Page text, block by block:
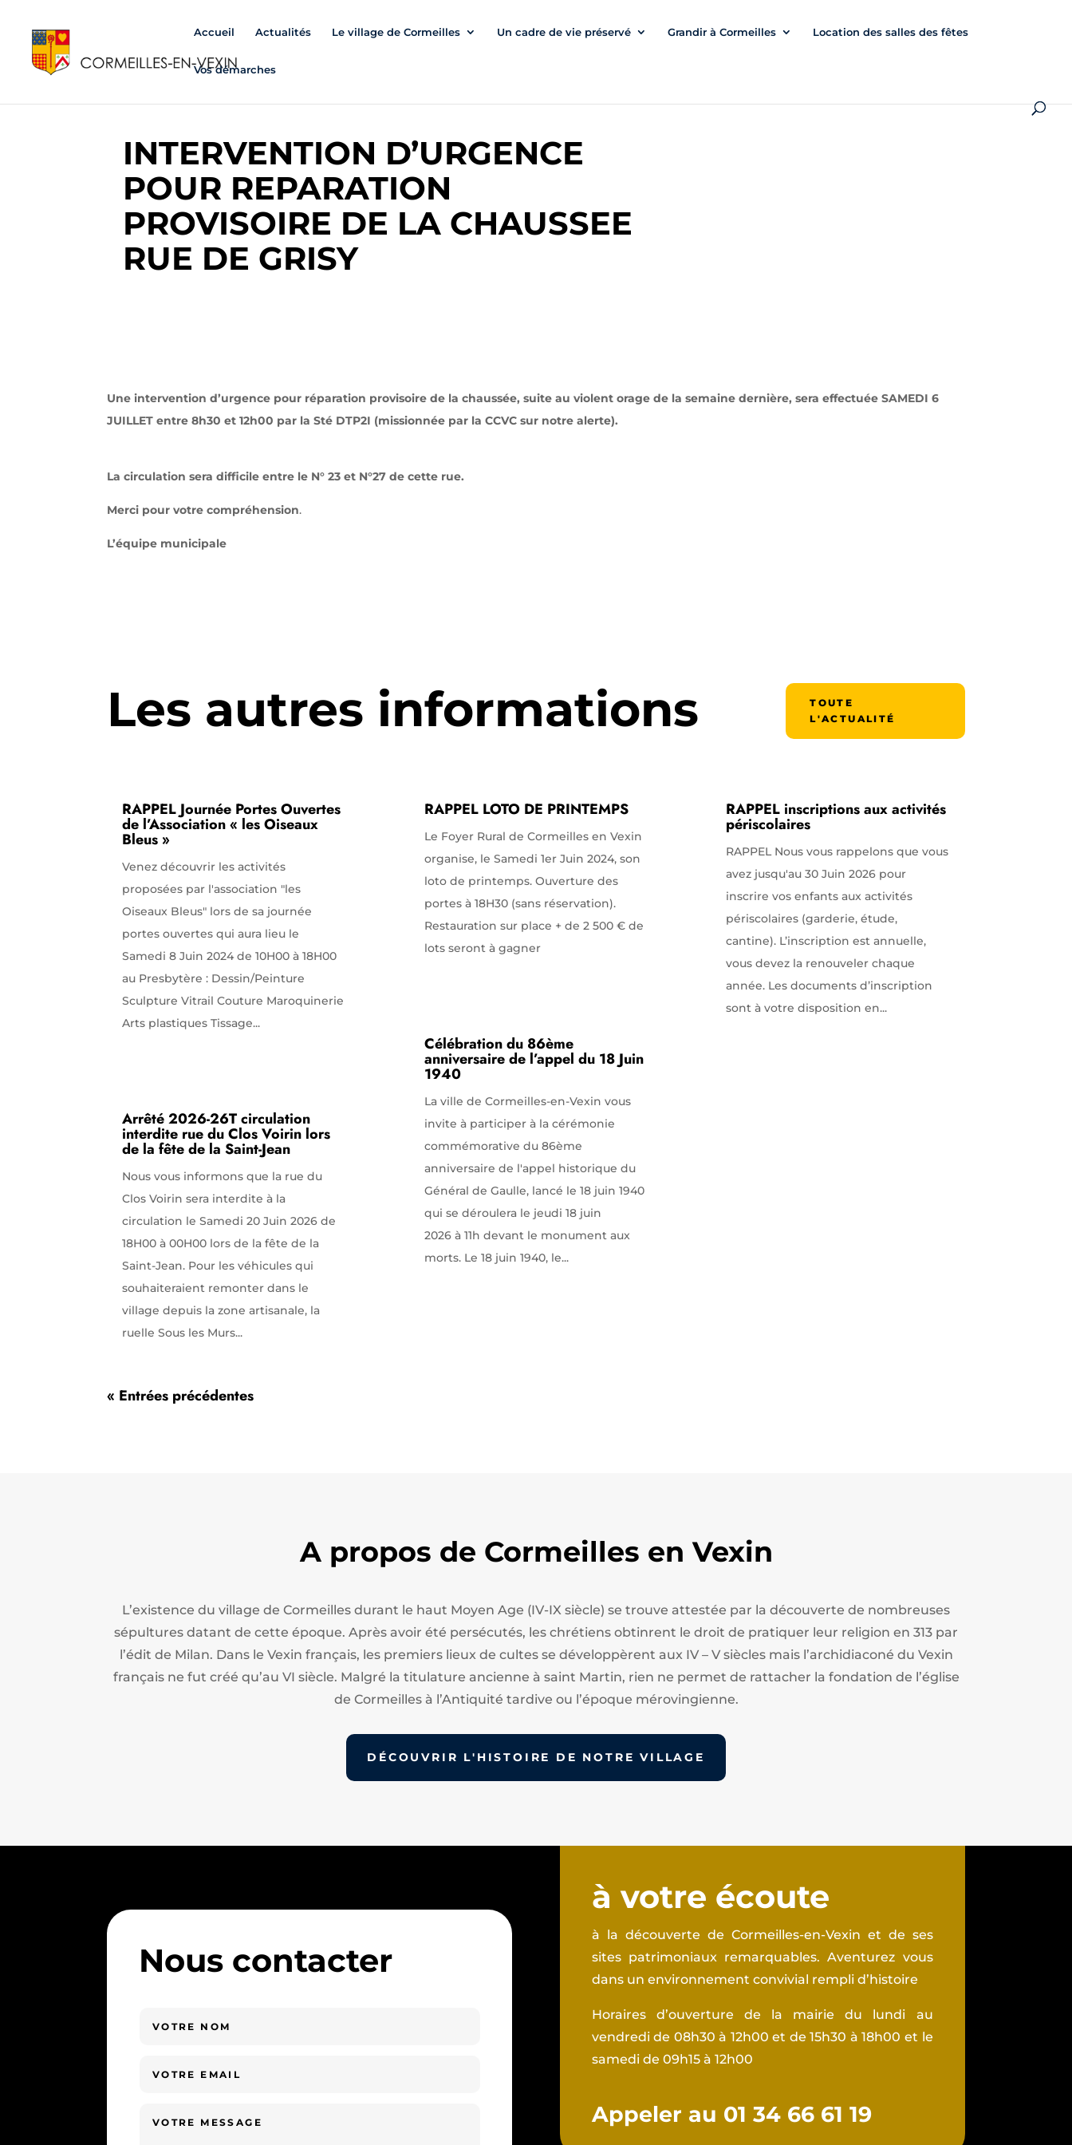
Accueil Actualités Le village de Cormeilles Un cadre de vie préservé Grandir à Cormeilles Location des salles des fêtes
Vos démarches
INTERVENTION D’URGENCE
POUR REPARATION
PROVISOIRE DE LA CHAUSSEE
RUE DE GRISY
Une intervention d’urgence pour réparation provisoire de la chaussée, suite au violent orage de la semaine dernière, sera effectuée SAMEDI 6
JUILLET entre 8h30 et 12h00 par la Sté DTP2I (missionnée par la CCVC sur notre alerte).
La circulation sera difficile entre le N° 23 et N°27 de cette rue.
Merci pour votre compréhension.
L’équipe municipale
Les autres informations
TOUTE
L'ACTUALITÉ
RAPPEL Journée Portes Ouvertes
de l’Association « les Oiseaux
Bleus »
Venez découvrir les activités
proposées par l'association "les
Oiseaux Bleus" lors de sa journée
portes ouvertes qui aura lieu le
Samedi 8 Juin 2024 de 10H00 à 18H00
au Presbytère : Dessin/Peinture
Sculpture Vitrail Couture Maroquinerie
Arts plastiques Tissage...
Arrêté 2026-26T circulation
interdite rue du Clos Voirin lors
de la fête de la Saint-Jean
Nous vous informons que la rue du
Clos Voirin sera interdite à la
circulation le Samedi 20 Juin 2026 de
18H00 à 00H00 lors de la fête de la
Saint-Jean. Pour les véhicules qui
souhaiteraient remonter dans le
village depuis la zone artisanale, la
ruelle Sous les Murs...
RAPPEL LOTO DE PRINTEMPS
Le Foyer Rural de Cormeilles en Vexin
organise, le Samedi 1er Juin 2024, son
loto de printemps. Ouverture des
portes à 18H30 (sans réservation).
Restauration sur place + de 2 500 € de
lots seront à gagner
Célébration du 86ème
anniversaire de l’appel du 18 Juin
1940
La ville de Cormeilles-en-Vexin vous
invite à participer à la cérémonie
commémorative du 86ème
anniversaire de l'appel historique du
Général de Gaulle, lancé le 18 juin 1940
qui se déroulera le jeudi 18 juin
2026 à 11h devant le monument aux
morts. Le 18 juin 1940, le...
RAPPEL inscriptions aux activités
périscolaires
RAPPEL Nous vous rappelons que vous
avez jusqu'au 30 Juin 2026 pour
inscrire vos enfants aux activités
périscolaires (garderie, étude,
cantine). L’inscription est annuelle,
vous devez la renouveler chaque
année. Les documents d’inscription
sont à votre disposition en...
« Entrées précédentes
A propos de Cormeilles en Vexin
L’existence du village de Cormeilles durant le haut Moyen Age (IV-IX siècle) se trouve attestée par la découverte de nombreuses
sépultures datant de cette époque. Après avoir été persécutés, les chrétiens obtinrent le droit de pratiquer leur religion en 313 par
l’édit de Milan. Dans le Vexin français, les premiers lieux de cultes se développèrent aux IV – V siècles mais l’archidiaconé du Vexin
français ne fut créé qu’au VI siècle. Malgré la titulature ancienne à saint Martin, rien ne permet de rattacher la fondation de l’église
de Cormeilles à l’Antiquité tardive ou l’époque mérovingienne.
DÉCOUVRIR L'HISTOIRE DE NOTRE VILLAGE
Nous contacter
à votre écoute
à la découverte de Cormeilles-en-Vexin et de ses
sites patrimoniaux remarquables. Aventurez vous
dans un environnement convivial rempli d’histoire
Horaires d’ouverture de la mairie du lundi au
vendredi de 08h30 à 12h00 et de 15h30 à 18h00 et le
samedi de 09h15 à 12h00
Appeler au 01 34 66 61 19